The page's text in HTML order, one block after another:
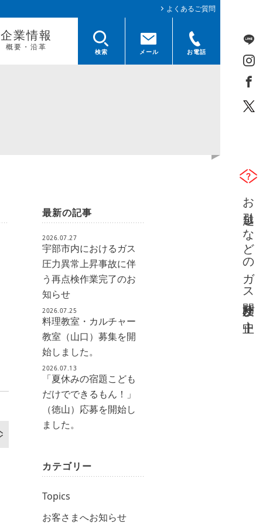
よくあるご質問
企業情報
概要・沿革 検索 メール お電話
お引越しなどのガス開栓及び中止
最新の記事
2026.07.27
宇部市内におけるガス
圧力異常上昇事故に伴
う再点検作業完了のお
知らせ
2026.07.25
料理教室・カルチャー
教室（山口）募集を開
始しました。
2026.07.13
「夏休みの宿題こども
だけでできるもん！」
（徳山）応募を開始し
ました。
カテゴリー
Topics
お客さまへお知らせ